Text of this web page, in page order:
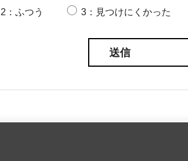
2：ふつう 3：見つけにくかった